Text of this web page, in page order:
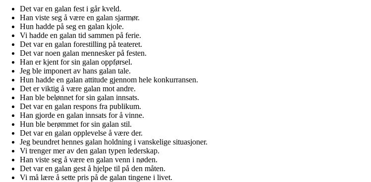
Det var en galan fest i går kveld.
Han viste seg å være en galan sjarmør.
Hun hadde på seg en galan kjole.
Vi hadde en galan tid sammen på ferie.
Det var en galan forestilling på teateret.
Det var noen galan mennesker på festen.
Han er kjent for sin galan oppførsel.
Jeg ble imponert av hans galan tale.
Hun hadde en galan attitude gjennom hele konkurransen.
Det er viktig å være galan mot andre.
Han ble belønnet for sin galan innsats.
Det var en galan respons fra publikum.
Han gjorde en galan innsats for å vinne.
Hun ble berømmet for sin galan stil.
Det var en galan opplevelse å være der.
Jeg beundret hennes galan holdning i vanskelige situasjoner.
Vi trenger mer av den galan typen lederskap.
Han viste seg å være en galan venn i nøden.
Det var en galan gest å hjelpe til på den måten.
Vi må lære å sette pris på de galan tingene i livet.